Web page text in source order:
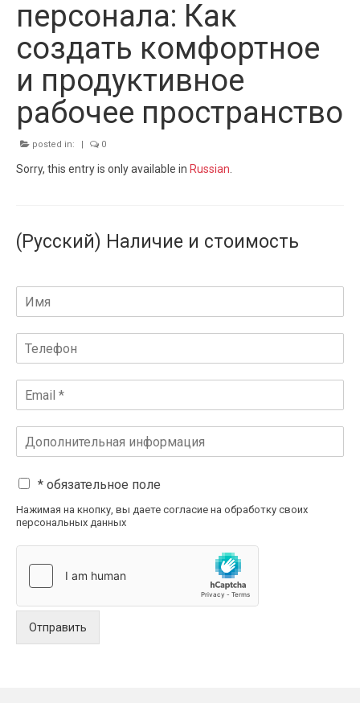
персонала: Как
создать комфортное
и продуктивное
рабочее пространство
posted in: 0
Sorry, this entry is only available in Russian.
(Русский) Наличие и стоимость
* обязательное поле
Нажимая на кнопку, вы даете согласие на обработку своих
персональных данных
Отправить